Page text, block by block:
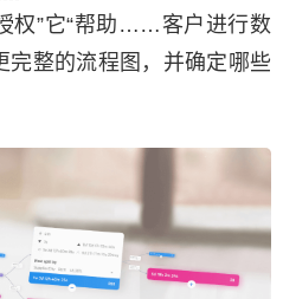
权”它“帮助……客户进行数
完整的流程图，并确定哪些